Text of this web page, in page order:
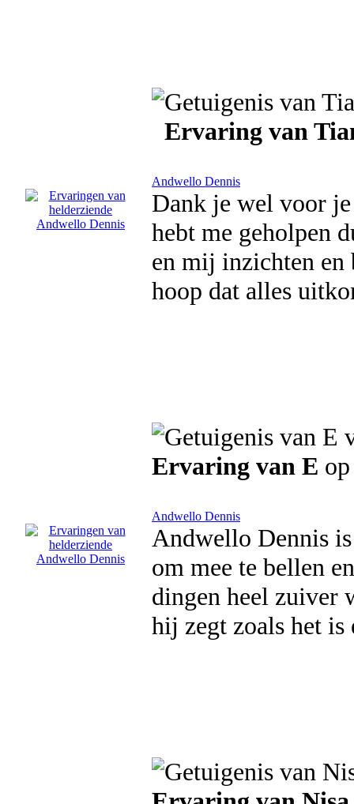
Ervaring van
Andwello Dennis
Dank je wel voor
hebt me geholpen
en mij inzichten
hoop dat alles
Ervaring van E
Andwello Dennis
Andwello Dennis
om mee te bellen
dingen heel zuiver
hij zegt zoals het